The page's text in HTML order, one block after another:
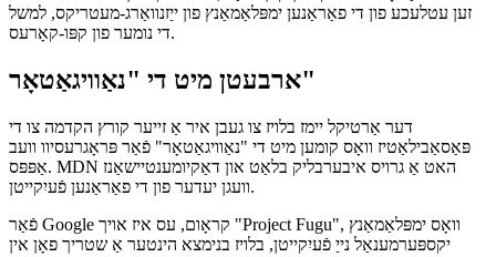
איר קענען טאַקע זען עטלעכע פון די פֿעיִקייטן לעבן און אין קאַמף אויף
דעם זייער PWA. מעגילע אַראָפּ צו די סוף פון קיין בלאַט, ווו איר קענען
זען עטלעכע פון די פאַראַנען ימפּלאַמאַנץ פון ייַזנוואַרג-מעטריקס, למשל
ארבעטן מיט די "נאַוויגאַטאָר"
דער אַרטיקל יימז בלויז צו געבן איר אַ זייער קורץ הקדמה צו די
פּאַסאַבילאַטיז וואָס קומען מיט די "נאַוויגאַטאָר" פֿאַר פּראָגרעסיוו וועב
אַפּפּס. MDN האט אַ גרויס איבערבליק בלאַט און דאַקיומענטיישאַנז
וועגן יעדער פון די פאַראַנען פֿעיִקייטן.